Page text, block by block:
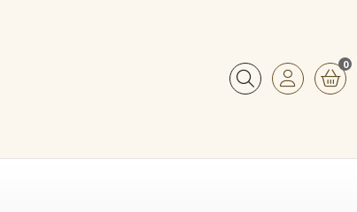
Buscar
0